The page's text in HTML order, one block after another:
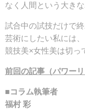
なく人間という大き
試合中の試技だけで
芸術にしたい私には、
競技美×女性美は切っ
前回の記事（パワー
■コラム執筆者
福村 彩